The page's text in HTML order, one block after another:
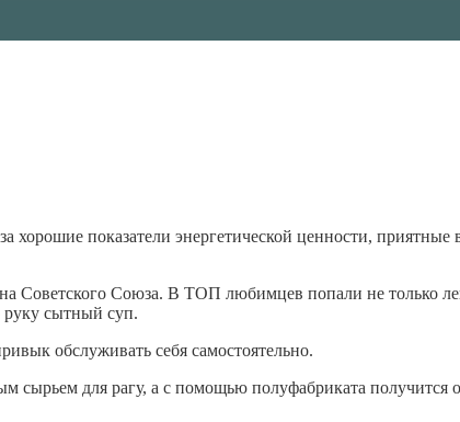
показатели энергетической ценности, приятные
Советского Союза. В ТОП любимцев попали не только
руку сытный суп.
обслуживать себя самостоятельно.
сырьем для рагу, а с помощью полуфабриката получится